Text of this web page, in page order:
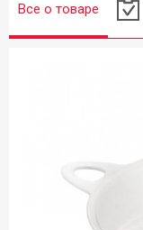
Все о товаре